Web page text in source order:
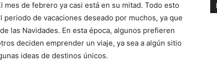
mes de febrero ya casi está en su mitad. Todo esto
de vacaciones deseado por muchos, ya que
las Navidades. En esta época, algunos prefieren
deciden emprender un viaje, ya sea a algún sitio
ideas de destinos únicos.